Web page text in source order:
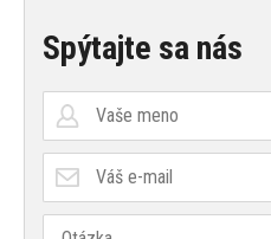
Spýtajte sa nás